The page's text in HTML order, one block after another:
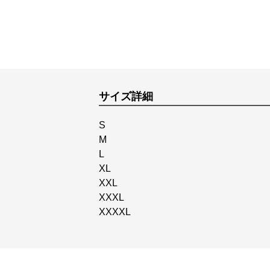
サイズ詳細
S
M
L
XL
XXL
XXXL
XXXXL